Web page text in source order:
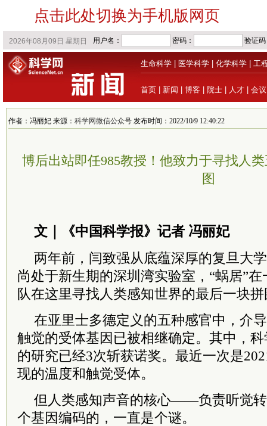
点击此处切换为手机版网页
生命科学 医学科学 化学科学 工
首页 新闻 博客 院士 人才 会议
作者：冯丽妃 来源： 科学网微信公众号 发布时间：2022/10/9 12:40:22
博后出站即任985教授！他致力于寻找人
图
文｜《中国科学报》记者 冯丽妃
两年前，闫致强从底蕴深厚的复旦大
尚处于新生期的深圳湾实验室，“蜗居”
队在这里寻找人类感知世界的最后一块
在亚里士多德定义的五种感官中，介
触觉的受体基因已被相继确定。其中，
的研究已经3次斩获诺奖。最近一次是
现的温度和触觉受体。
但人类感知声音的核心——负责听觉
个基因编码的，一直是个谜。